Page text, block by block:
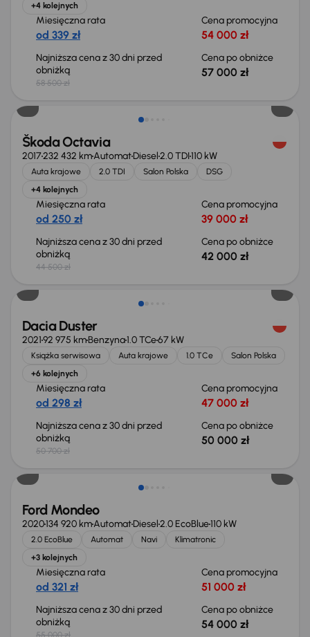
+4 kolejnych
Miesięczna rata
od 339 zł
Cena promocyjna
54 000 zł
Najniższa cena z 30 dni przed
obniżką
58 500 zł
Cena po obniżce
57 000 zł
Taniej o 2 500 zł
Škoda Octavia
2017232 432 kmAutomatDiesel2.0 TDI110 kW
Auta krajowe 2.0 TDI Salon Polska
DSG
+4 kolejnych
Miesięczna rata
od 250 zł
Cena promocyjna
39 000 zł
Najniższa cena z 30 dni przed
obniżką
44 500 zł
Cena po obniżce
42 000 zł
Taniej o 700 zł
Dacia Duster
202192 975 kmBenzyna1.0 TCe67 kW
Książka serwisowa Auta krajowe 1.0 TCe
Salon Polska
+6 kolejnych
Miesięczna rata
od 298 zł
Cena promocyjna
47 000 zł
Najniższa cena z 30 dni przed
obniżką
50 700 zł
Cena po obniżce
50 000 zł
Taniej o 1 000 zł
Ford Mondeo
2020134 920 kmAutomatDiesel2.0 EcoBlue110 kW
2.0 EcoBlue Automat Navi
Klimatronic
+3 kolejnych
Miesięczna rata
od 321 zł
Cena promocyjna
51 000 zł
Najniższa cena z 30 dni przed
obniżką
55 000 zł
Cena po obniżce
54 000 zł